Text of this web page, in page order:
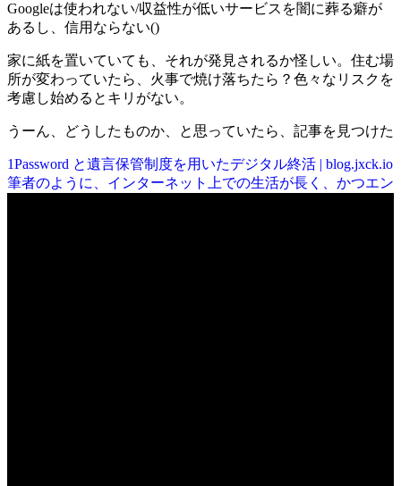
Googleは使われない/収益性が低いサービスを闇に葬る癖が
あるし、信用ならない()
家に紙を置いていても、それが発見されるか怪しい。住む場
所が変わっていたら、火事で焼け落ちたら？色々なリスクを
考慮し始めるとキリがない。
うーん、どうしたものか、と思っていたら、記事を見つけた
1Password と遺言保管制度を用いたデジタル終活 | blog.jxck.io
筆者のように、インターネット上での生活が長く、かつエン